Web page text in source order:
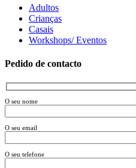
Adultos
Crianças
Casais
Workshops/ Eventos
Pedido de contacto
O seu nome
O seu email
O seu telefone